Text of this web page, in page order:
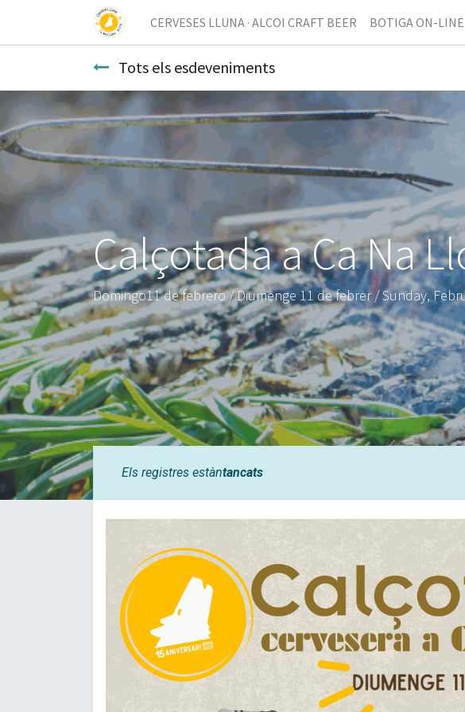
CERVESES LLUNA · ALCOI CRAFT BEER BOTIGA ON-LINE
Tots els esdeveniments
Calçotada a Ca Na
Domingo11 de febrero / Diumenge 11 de febrer / Sunday,
Els registres estàntancats